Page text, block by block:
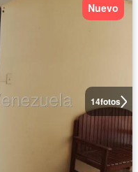
14fotos
Nuevo